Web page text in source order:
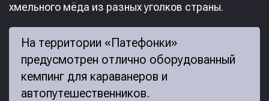
хмельного мёда из разных уголков страны.
На территории «Патефонки»
предусмотрен отлично оборудованный
кемпинг для караванеров и
автопутешественников.